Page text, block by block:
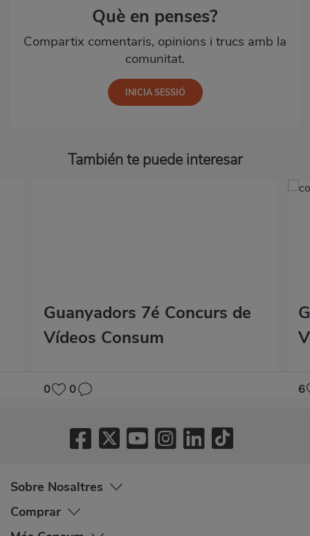
Què en penses?
Compartix comentaris, opinions i trucs amb la
comunitat.
También te puede interesar
Guanyadors 7é Concurs de
Vídeos Consum
0 0 6
Sobre Nosaltres
Comprar